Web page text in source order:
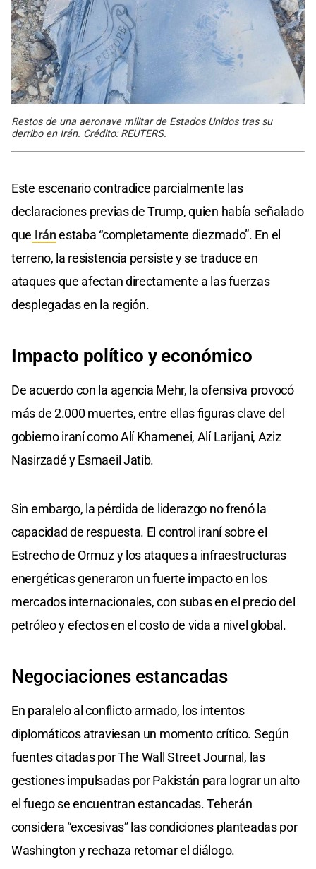
Restos de una aeronave militar de Estados Unidos tras su
derribo en Irán. Crédito: REUTERS.
Este escenario contradice parcialmente las
declaraciones previas de Trump, quien había señalado
que Iránestaba “completamente diezmado”. En el
terreno, la resistencia persiste y se traduce en
ataques que afectan directamente a las fuerzas
desplegadas en la región.
Impacto político y económico
De acuerdo con la agencia Mehr, la ofensiva provocó
más de 2.000 muertes, entre ellas figuras clave del
gobierno iraní como Alí Khamenei, Alí Larijani, Aziz
Nasirzadé y Esmaeil Jatib.
Sin embargo, la pérdida de liderazgo no frenó la
capacidad de respuesta. El control iraní sobre el
Estrecho de Ormuz y los ataques a infraestructuras
energéticas generaron un fuerte impacto en los
mercados internacionales, con subas en el precio del
petróleo y efectos en el costo de vida a nivel global.
Negociaciones estancadas
En paralelo al conflicto armado, los intentos
diplomáticos atraviesan un momento crítico. Según
fuentes citadas por The Wall Street Journal, las
gestiones impulsadas por Pakistán para lograr un alto
el fuego se encuentran estancadas. Teherán
considera “excesivas” las condiciones planteadas por
Washington y rechaza retomar el diálogo.